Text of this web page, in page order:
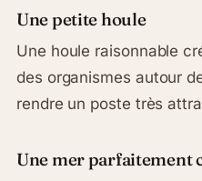
Une petite houle
Une houle raisonnable
des organismes autour
rendre un poste très
Une mer parfaitement